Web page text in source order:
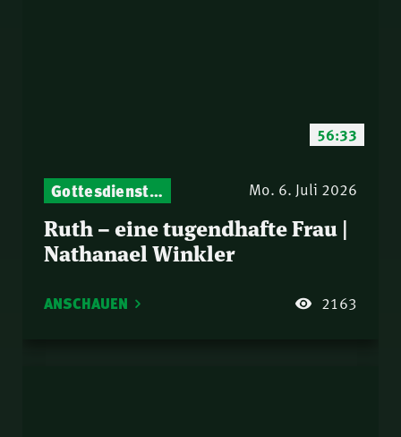
56:33
Gottesdienst-Botschaften – Jeden Sonntag neu: Aktuelle Predigten vom Mitternachtsruf Mo. 6. Juli 2026
Ruth – eine tugendhafte Frau |
Nathanael Winkler
ANSCHAUEN 2163